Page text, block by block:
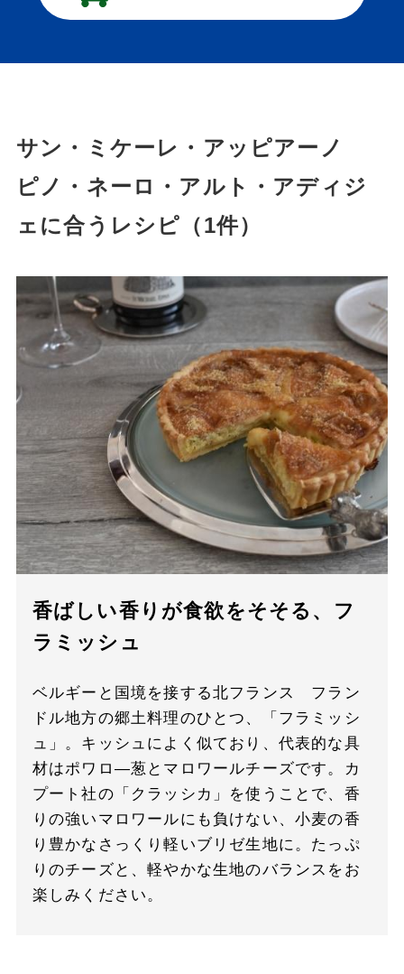
サン・ミケーレ・アッピアーノ
ピノ・ネーロ・アルト・アディジ
ェに合うレシピ（1件）
香ばしい香りが食欲をそそる、フ
ラミッシュ
ベルギーと国境を接する北フランス フラン
ドル地方の郷土料理のひとつ、「フラミッシ
ュ」。キッシュによく似ており、代表的な具
材はポワロ―葱とマロワールチーズです。カ
プート社の「クラッシカ」を使うことで、香
りの強いマロワールにも負けない、小麦の香
り豊かなさっくり軽いブリゼ生地に。たっぷ
りのチーズと、軽やかな生地のバランスをお
楽しみください。